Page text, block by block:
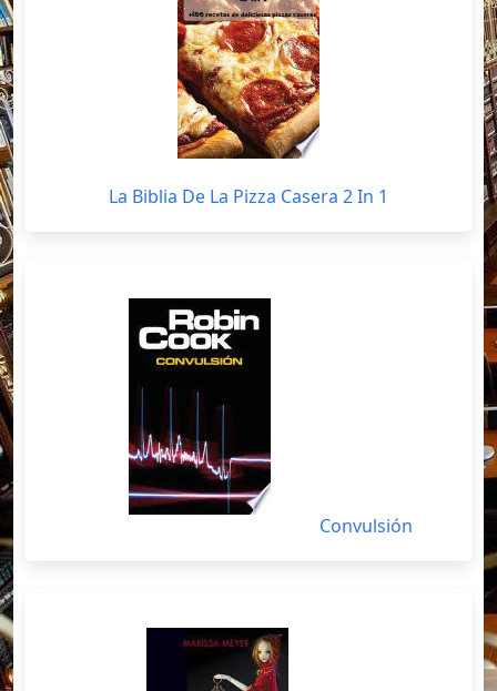
La Biblia De La Pizza Casera 2 In 1
Convulsión